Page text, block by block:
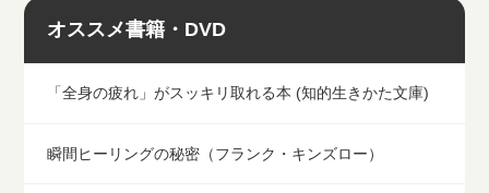
オススメ書籍・DVD
「全身の疲れ」がスッキリ取れる本 (知的生きかた文庫)
瞬間ヒーリングの秘密（フランク・キンズロー）